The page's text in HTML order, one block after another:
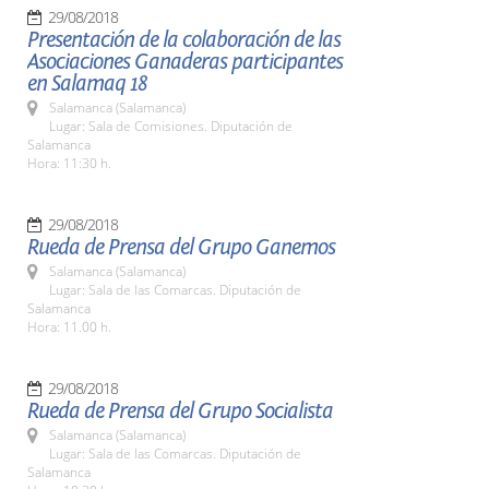
29/08/2018
Presentación de la colaboración de las
Asociaciones Ganaderas participantes
en Salamaq 18
Salamanca (Salamanca)
Lugar: Sala de Comisiones. Diputación de
Salamanca
Hora: 11:30 h.
29/08/2018
Rueda de Prensa del Grupo Ganemos
Salamanca (Salamanca)
Lugar: Sala de las Comarcas. Diputación de
Salamanca
Hora: 11.00 h.
29/08/2018
Rueda de Prensa del Grupo Socialista
Salamanca (Salamanca)
Lugar: Sala de las Comarcas. Diputación de
Salamanca